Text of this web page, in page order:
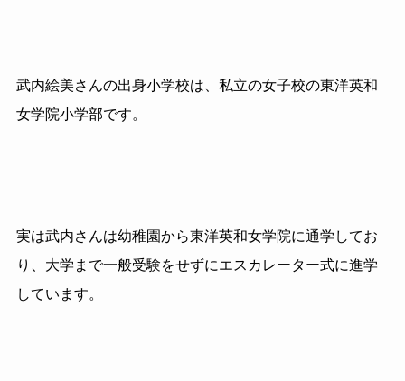
武内絵美さんの出身小学校は、私立の女子校の東洋英和
女学院小学部です。
実は武内さんは幼稚園から東洋英和女学院に通学してお
り、大学まで一般受験をせずにエスカレーター式に進学
しています。